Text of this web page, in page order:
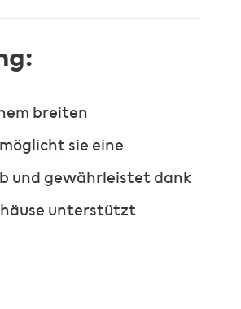
breiten
sie eine
und gewährleistet dank
unterstützt